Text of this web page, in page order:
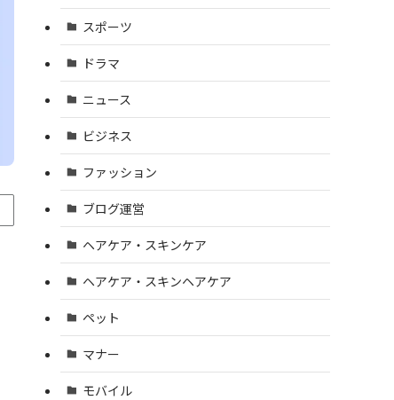
スポーツ
ドラマ
ニュース
ビジネス
ファッション
ブログ運営
ヘアケア・スキンケア
ヘアケア・スキンヘアケア
ペット
マナー
モバイル